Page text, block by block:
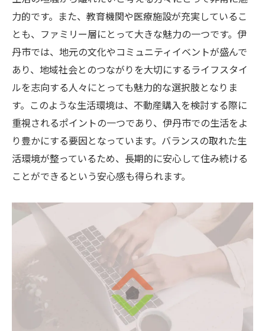
力的です。また、教育機関や医療施設が充実しているこ
とも、ファミリー層にとって大きな魅力の一つです。伊
丹市では、地元の文化やコミュニティイベントが盛んで
あり、地域社会とのつながりを大切にするライフスタイ
ルを志向する人々にとっても魅力的な選択肢となりま
す。このような生活環境は、不動産購入を検討する際に
重視されるポイントの一つであり、伊丹市での生活をよ
り豊かにする要因となっています。バランスの取れた生
活環境が整っているため、長期的に安心して住み続ける
ことができるという安心感も得られます。